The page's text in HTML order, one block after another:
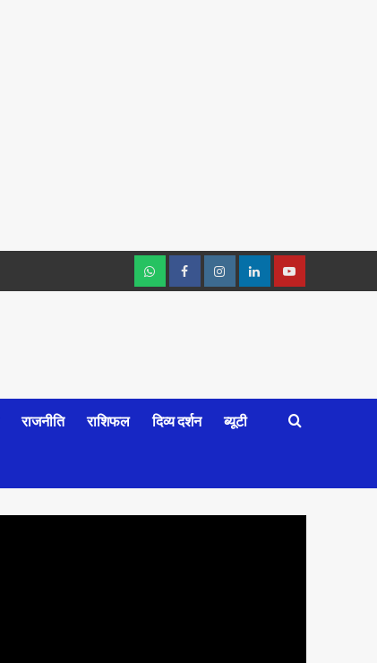
राजनीति राशिफल दिव्य दर्शन ब्यूटी